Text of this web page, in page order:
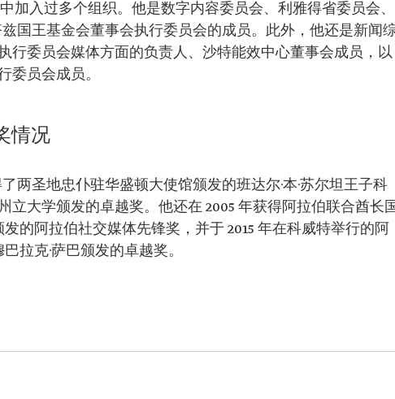
加入过多个组织。他是数字内容委员会、利雅得省委员会、
国王基金会董事会执行委员会的成员。此外，他还是新闻
行委员会媒体方面的负责人、沙特能效中心董事会成员，以
委员会成员。
情况
两圣地忠仆驻华盛顿大使馆颁发的班达尔·本·苏尔坦王子科
立大学颁发的卓越奖。他还在 2005 年获得阿拉伯联合酋长
发的阿拉伯社交媒体先锋奖，并于 2015 年在科威特举行的阿
拉克·萨巴颁发的卓越奖。